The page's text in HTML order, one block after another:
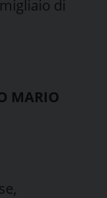
di
MARIO